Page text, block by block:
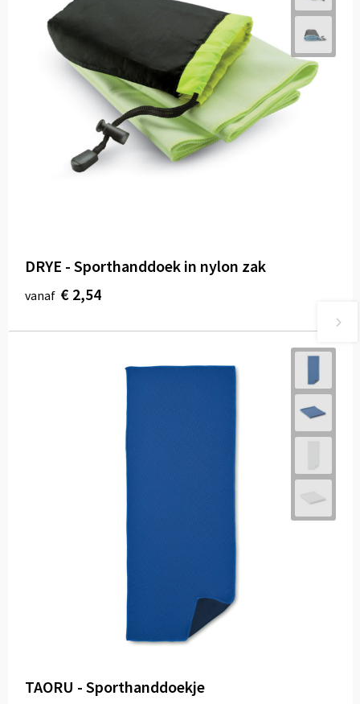
DRYE - Sporthanddoek in nylon zak
vanaf € 2,54
TAORU - Sporthanddoekje